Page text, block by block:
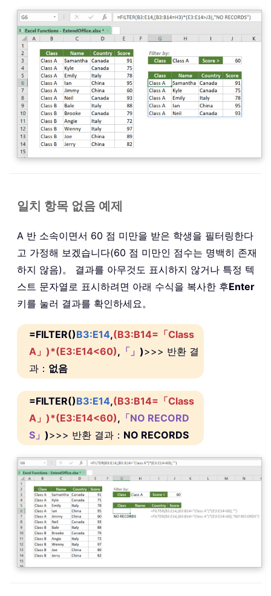
일치 항목 없음 예제
A 반 소속이면서 60 점 미만을 받은 학생을 필터링한다
고 가정해 보겠습니다(60 점 미만인 점수는 명백히 존재
하지 않음)。 결과를 아무것도 표시하지 않거나 특정 텍
스트 문자열로 표시하려면 아래 수식을 복사한 후Enter
키를 눌러 결과를 확인하세요。
=FILTER()B3:E14,(B3:B14=「Class
A」)*(E3:E14<60), 「」 )>>> 반환 결
과： 없음
=FILTER()B3:E14,(B3:B14=「Class
A」)*(E3:E14<60), 「NO RECORD
S」 )>>> 반환 결과： NO RECORDS